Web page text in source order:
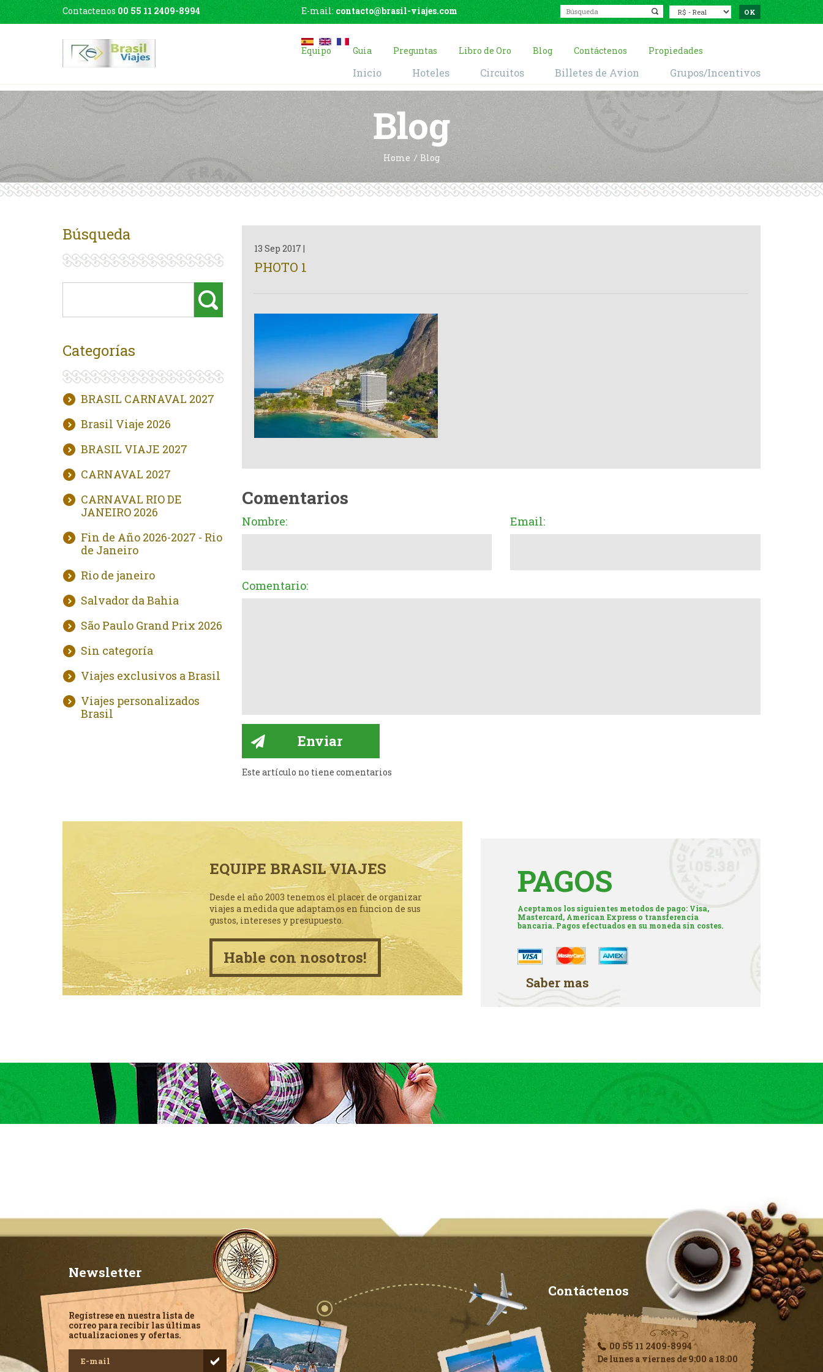
Contactenos 00 55 11 2409-8994 E-mail: contacto@brasil-viajes.com
Equipo Guia Preguntas Libro de Oro Blog Contáctenos Propiedades
Inicio Hoteles Circuitos Billetes de Avion Grupos/Incentivos
Blog
Home Blog
Búsqueda
Categorías
BRASIL CARNAVAL 2027
Brasil Viaje 2026
BRASIL VIAJE 2027
CARNAVAL 2027
CARNAVAL RIO DE
JANEIRO 2026
Fin de Año 2026-2027 - Rio
de Janeiro
Rio de janeiro
Salvador da Bahia
São Paulo Grand Prix 2026
Sin categoría
Viajes exclusivos a Brasil
Viajes personalizados
Brasil
13 Sep 2017 |
PHOTO 1
Comentarios
Nombre: Email:
Comentario:
Este artículo no tiene comentarios
EQUIPE BRASIL VIAJES
Desde el año 2003 tenemos el placer de organizar
viajes a medida que adaptamos en funcion de sus
gustos, intereses y presupuesto.
Hable con nosotros!
PAGOS
Aceptamos los siguientes metodos de pago: Visa,
Mastercard, American Express o transferencia
bancaria. Pagos efectuados en su moneda sin costes.
Saber mas
Newsletter
Regístrese en nuestra lista de
correo para recibir las últimas
actualizaciones y ofertas.
Contáctenos
00 55 11 2409-8994
De lunes a viernes de 9:00 a 18:00